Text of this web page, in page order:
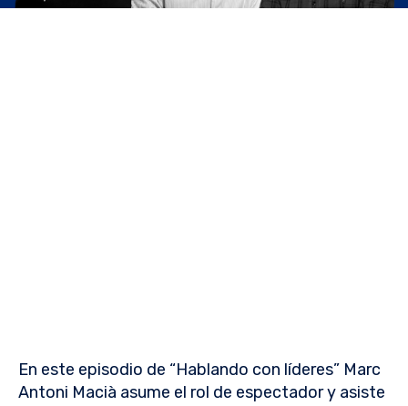
En este episodio de “Hablando con líderes” Marc
Antoni Macià asume el rol de espectador y asiste